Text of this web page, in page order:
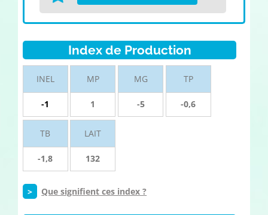
Index de Production
INEL
-1
MP
1
MG
-5
TP
-0,6
TB
-1,8
LAIT
132
> Que signifient ces index ?